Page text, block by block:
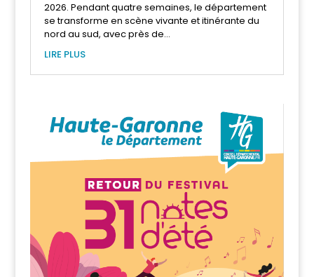
2026. Pendant quatre semaines, le département
se transforme en scène vivante et itinérante du
nord au sud, avec près de...
LIRE PLUS